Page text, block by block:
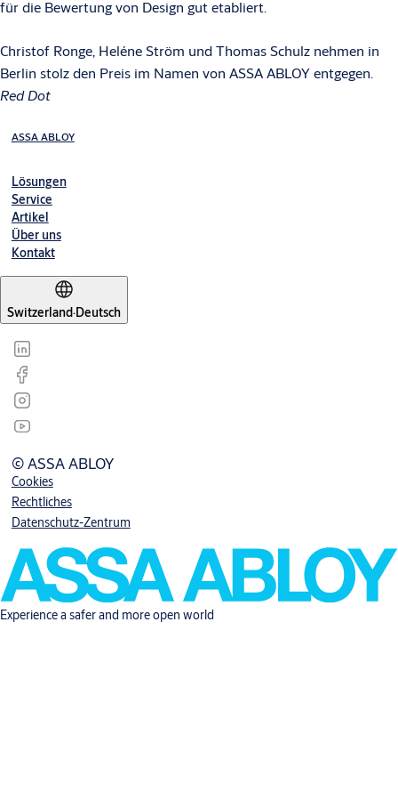
für die Bewertung von Design gut etabliert.
Christof Ronge, Heléne Ström und Thomas Schulz nehmen in
Berlin stolz den Preis im Namen von ASSA ABLOY entgegen.
Red Dot
ASSA ABLOY
Lösungen
Service
Artikel
Über uns
Kontakt
Switzerland·Deutsch
© ASSA ABLOY
Cookies
Rechtliches
Datenschutz-Zentrum
Experience a safer and more open world